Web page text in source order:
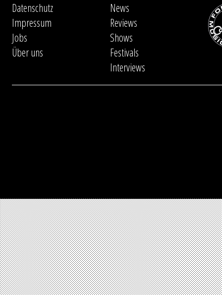
Datenschutz
Impressum
Jobs
Über uns
News
Reviews
Shows
Festivals
Interviews